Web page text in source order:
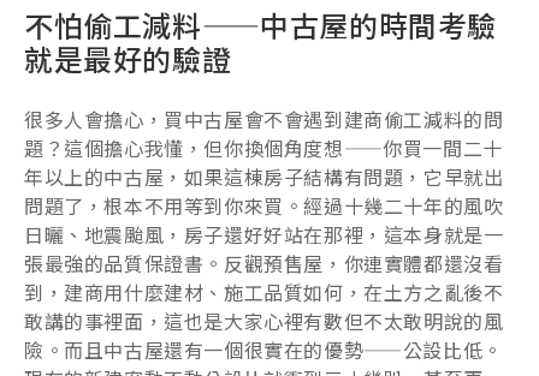
不怕偷工減料——中古屋的時間考驗
就是最好的驗證
很多人會擔心，買中古屋會不會遇到建商偷工減料的問
題？這個擔心我懂，但你換個角度想——你買一間二十
年以上的中古屋，如果這棟房子結構有問題，它早就出
問題了，根本不用等到你來買。經過十幾二十年的風吹
日曬、地震颱風，房子還好好站在那裡，這本身就是一
張最強的品質保證書。反觀預售屋，你連實體都還沒看
到，建商用什麼建材、施工品質如何，在土方之亂後不
敢講的事裡面，這也是大家心裡有數但不太敢明說的風
險。而且中古屋還有一個很實在的優勢——公設比低。